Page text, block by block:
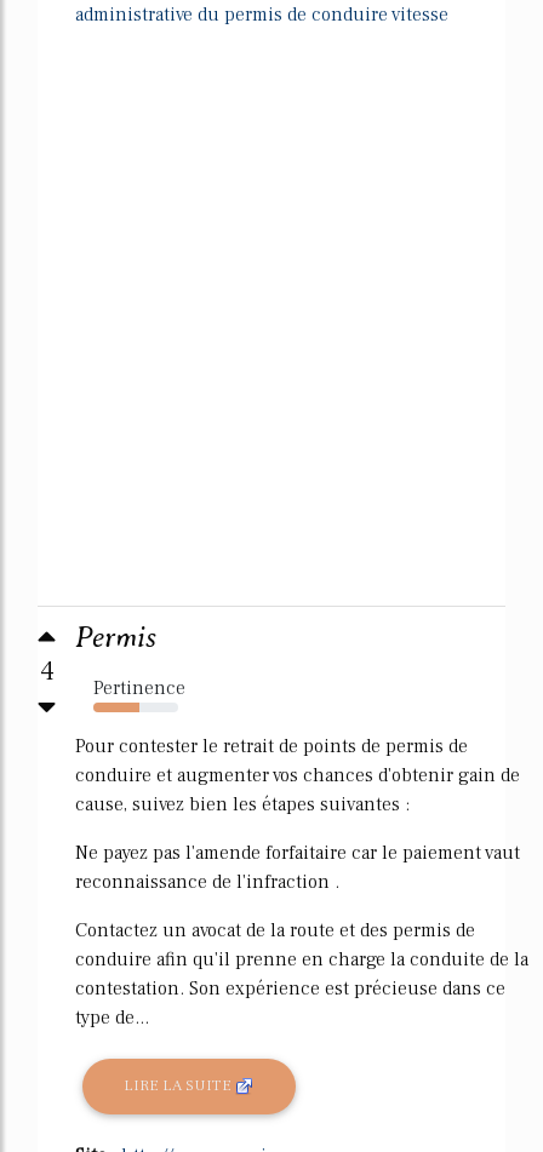
administrative du permis de conduire vitesse
4
Permis
Pertinence
54%
Pour contester le retrait de points de permis de
conduire et augmenter vos chances d'obtenir gain de
cause, suivez bien les étapes suivantes :
Ne payez pas l'amende forfaitaire car le paiement vaut
reconnaissance de l'infraction .
Contactez un avocat de la route et des permis de
conduire afin qu'il prenne en charge la conduite de la
contestation. Son expérience est précieuse dans ce
type de...
LIRE LA SUITE